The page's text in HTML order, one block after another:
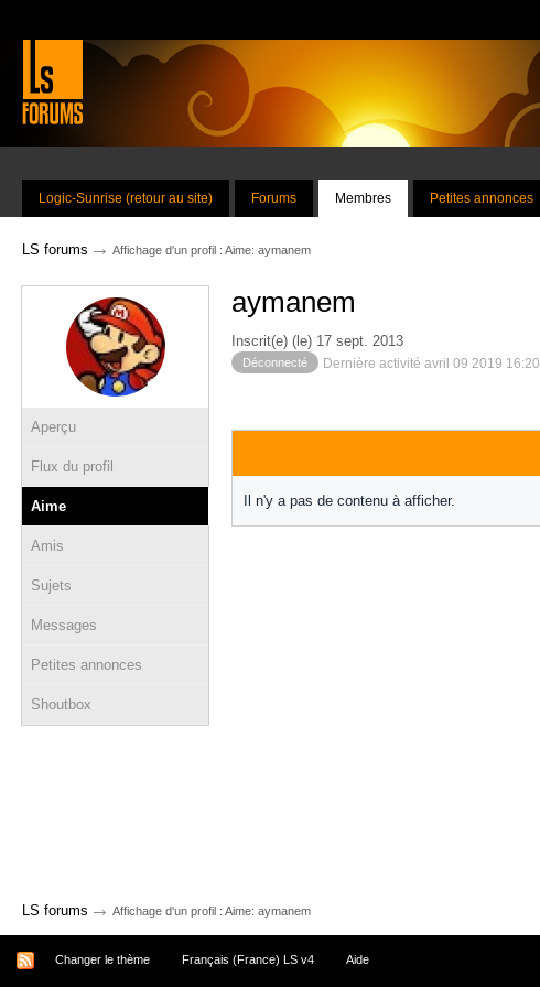
Logic-Sunrise (retour au site) Forums Membres Petites annonces
LS forums → Affichage d'un profil : Aime: aymanem
Aperçu
Flux du profil
Aime
Amis
Sujets
Messages
Petites annonces
Shoutbox
aymanem
Inscrit(e) (le) 17 sept. 2013
Déconnecté Dernière activité avril 09 2019 16:20
Il n'y a pas de contenu à afficher.
LS forums → Affichage d'un profil : Aime: aymanem
Changer le thème Français (France) LS v4 Aide